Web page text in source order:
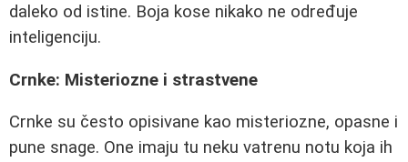
daleko od istine. Boja kose nikako ne određuje
inteligenciju.
Crnke: Misteriozne i strastvene
Crnke su često opisivane kao misteriozne, opasne i
pune snage. One imaju tu neku vatrenu notu koja ih